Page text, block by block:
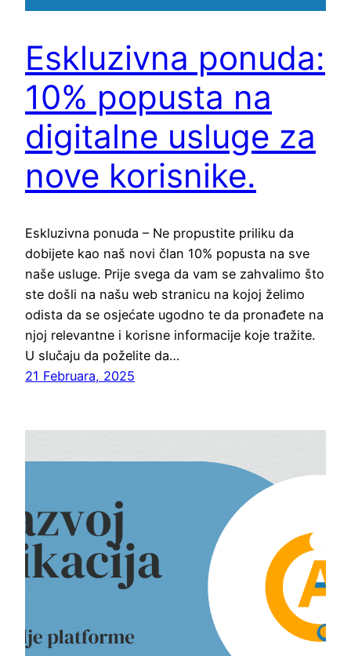
Eskluzivna ponuda:
10% popusta na
digitalne usluge za
nove korisnike.
Eskluzivna ponuda – Ne propustite priliku da
dobijete kao naš novi član 10% popusta na sve
naše usluge. Prije svega da vam se zahvalimo što
ste došli na našu web stranicu na kojoj želimo
odista da se osjećate ugodno te da pronađete na
njoj relevantne i korisne informacije koje tražite.
U slučaju da poželite da…
21 Februara, 2025